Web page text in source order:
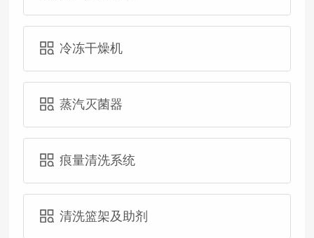
冷冻干燥机
蒸汽灭菌器
痕量清洗系统
清洗篮架及助剂